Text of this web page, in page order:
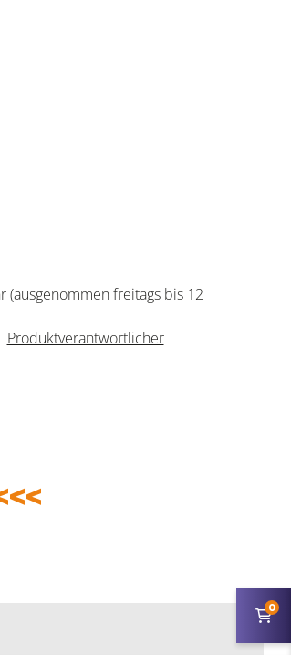
(ausgenommen freitags bis 12
Produktverantwortlicher
0